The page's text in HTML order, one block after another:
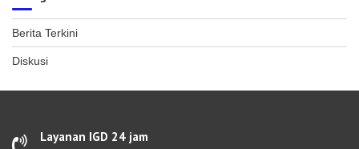
Berita Terkini
Diskusi
Layanan IGD 24 jam